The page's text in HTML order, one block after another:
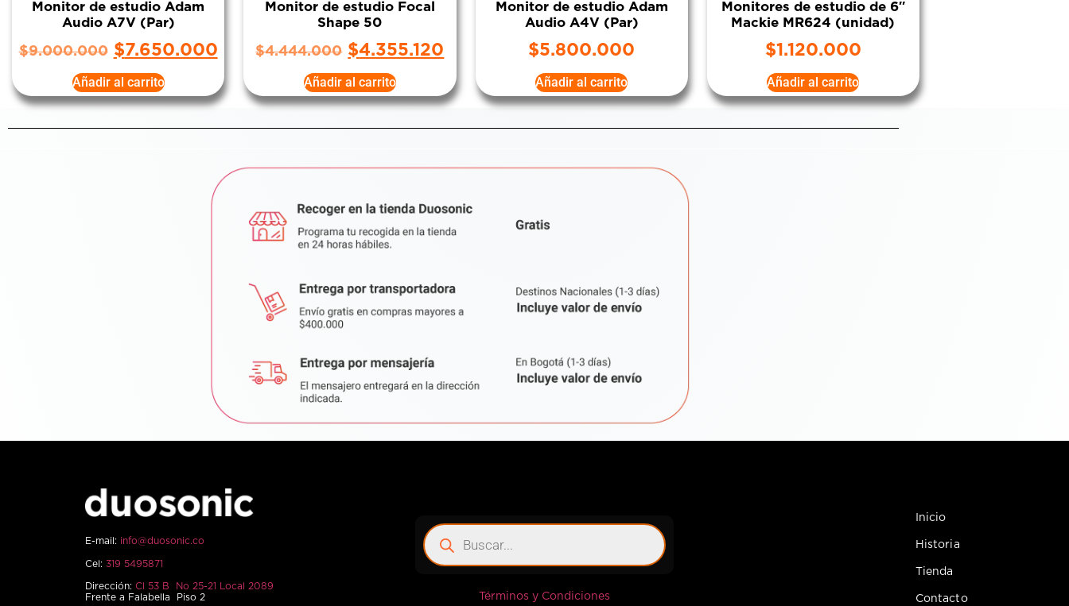
Monitor de estudio Adam
Audio A7V (Par)
$9.000.000 $7.650.000
Añadir al carrito
Monitor de estudio Focal
Shape 50
$4.444.000 $4.355.120
Añadir al carrito
Monitor de estudio Adam
Audio A4V (Par)
$5.800.000
Añadir al carrito
Monitores de estudio de 6″
Mackie MR624 (unidad)
$1.120.000
Añadir al carrito
E-mail: info@duosonic.co
Cel: 319 5495871
Dirección: Cl 53 B No 25-21 Local 2089
Frente a Falabella Piso 2
Términos y Condiciones
Inicio
Historia
Tienda
Contacto